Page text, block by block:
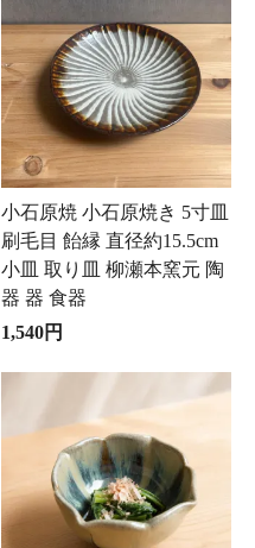
小石原焼 小石原焼き 5寸皿
刷毛目 飴縁 直径約15.5cm
小皿 取り皿 柳瀬本窯元 陶
器 器 食器
1,540円